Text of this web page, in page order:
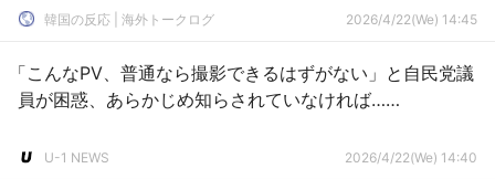
韓国の反応 | 海外トークログ 2026/4/22(We) 14:45
「こんなPV、普通なら撮影できるはずがない」と自民党議
員が困惑、あらかじめ知らされていなければ……
U-1 NEWS 2026/4/22(We) 14:40